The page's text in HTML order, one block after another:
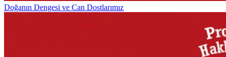
Doğanın Dengesi ve Can Dostlarımız